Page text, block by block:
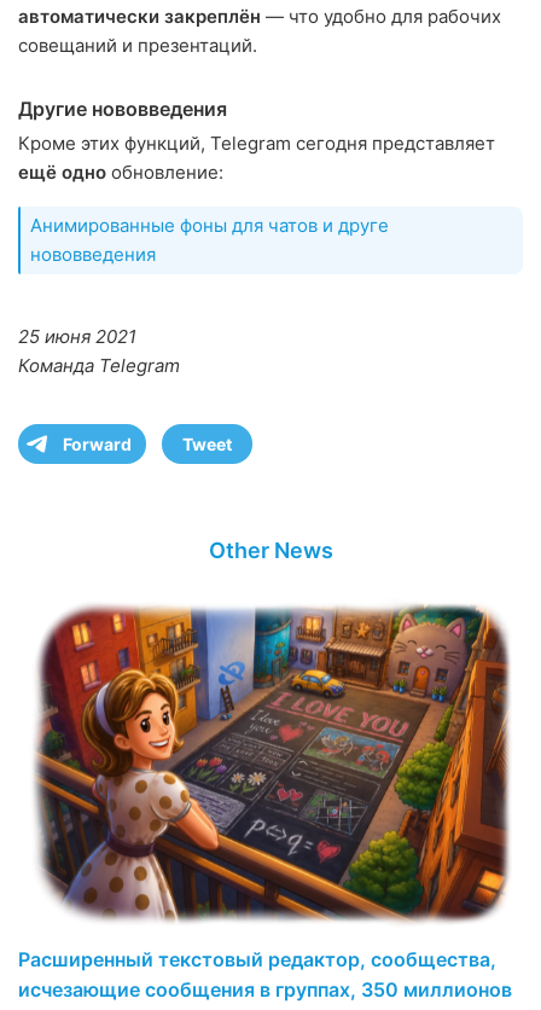
автоматически закреплён — что удобно для рабочих
совещаний и презентаций.
Другие нововведения
Кроме этих функций, Telegram сегодня представляет
ещё одно обновление:
Анимированные фоны для чатов и друге
нововведения
25 июня 2021
Команда Telegram
Forward Tweet
Other News
Расширенный текстовый редактор, сообщества,
исчезающие сообщения в группах, 350 миллионов